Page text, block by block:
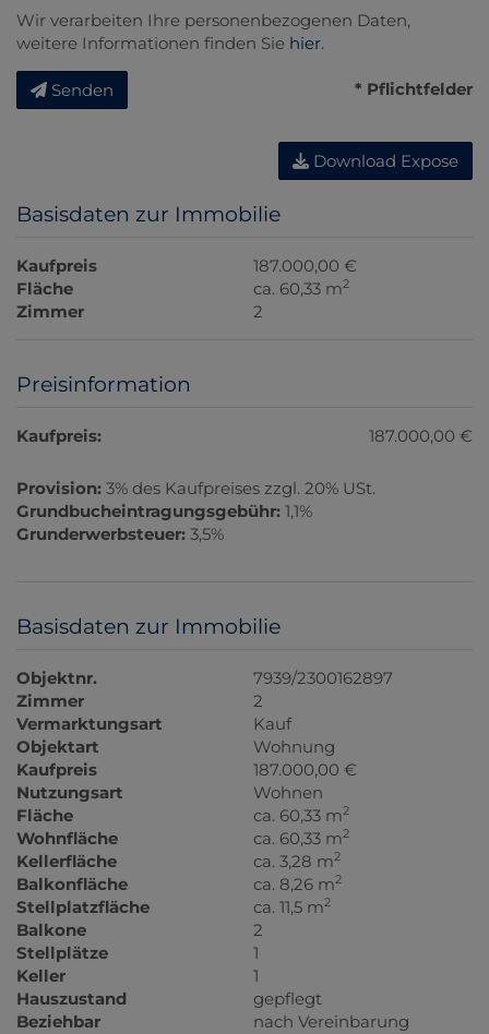
Wir verarbeiten Ihre personenbezogenen Daten,
weitere Informationen finden Sie hier.
Senden * Pflichtfelder
Download Expose
Basisdaten zur Immobilie
Kaufpreis
187.000,00 €
Fläche
ca. 60,33 m2
Zimmer 2
Preisinformation
Kaufpreis: 187.000,00 €
Provision: 3% des Kaufpreises zzgl. 20% USt.
Grundbucheintragungsgebühr: 1,1%
Grunderwerbsteuer: 3,5%
Basisdaten zur Immobilie
Objektnr.
7939/2300162897
Zimmer
2
Vermarktungsart
Kauf
Objektart
Wohnung
Kaufpreis
187.000,00 €
Nutzungsart
Wohnen
Fläche
ca. 60,33 m2
Wohnfläche ca. 60,33 m2
Kellerfläche ca. 3,28 m2
Balkonfläche ca. 8,26 m2
Stellplatzfläche ca. 11,5 m2
Balkone
2
Stellplätze
1
Keller
1
Hauszustand
gepflegt
Beziehbar
nach Vereinbarung